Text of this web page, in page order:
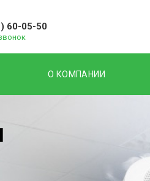
60-05-50
О КОМПАНИИ